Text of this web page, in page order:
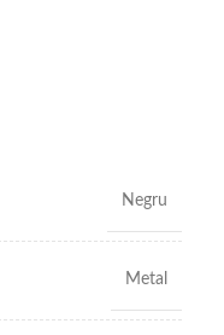
Negru
Metal